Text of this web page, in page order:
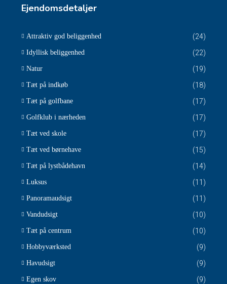
Ejendomsdetaljer
Attraktiv god beliggenhed (24)
Idyllisk beliggenhed (22)
Natur (19)
Tæt på indkøb (18)
Tæt på golfbane (17)
Golfklub i nærheden (17)
Tæt ved skole (17)
Tæt ved børnehave (15)
Tæt på lystbådehavn (14)
Luksus (11)
Panoramaudsigt (11)
Vandudsigt (10)
Tæt på centrum (10)
Hobbyværksted (9)
Havudsigt (9)
Egen skov (9)